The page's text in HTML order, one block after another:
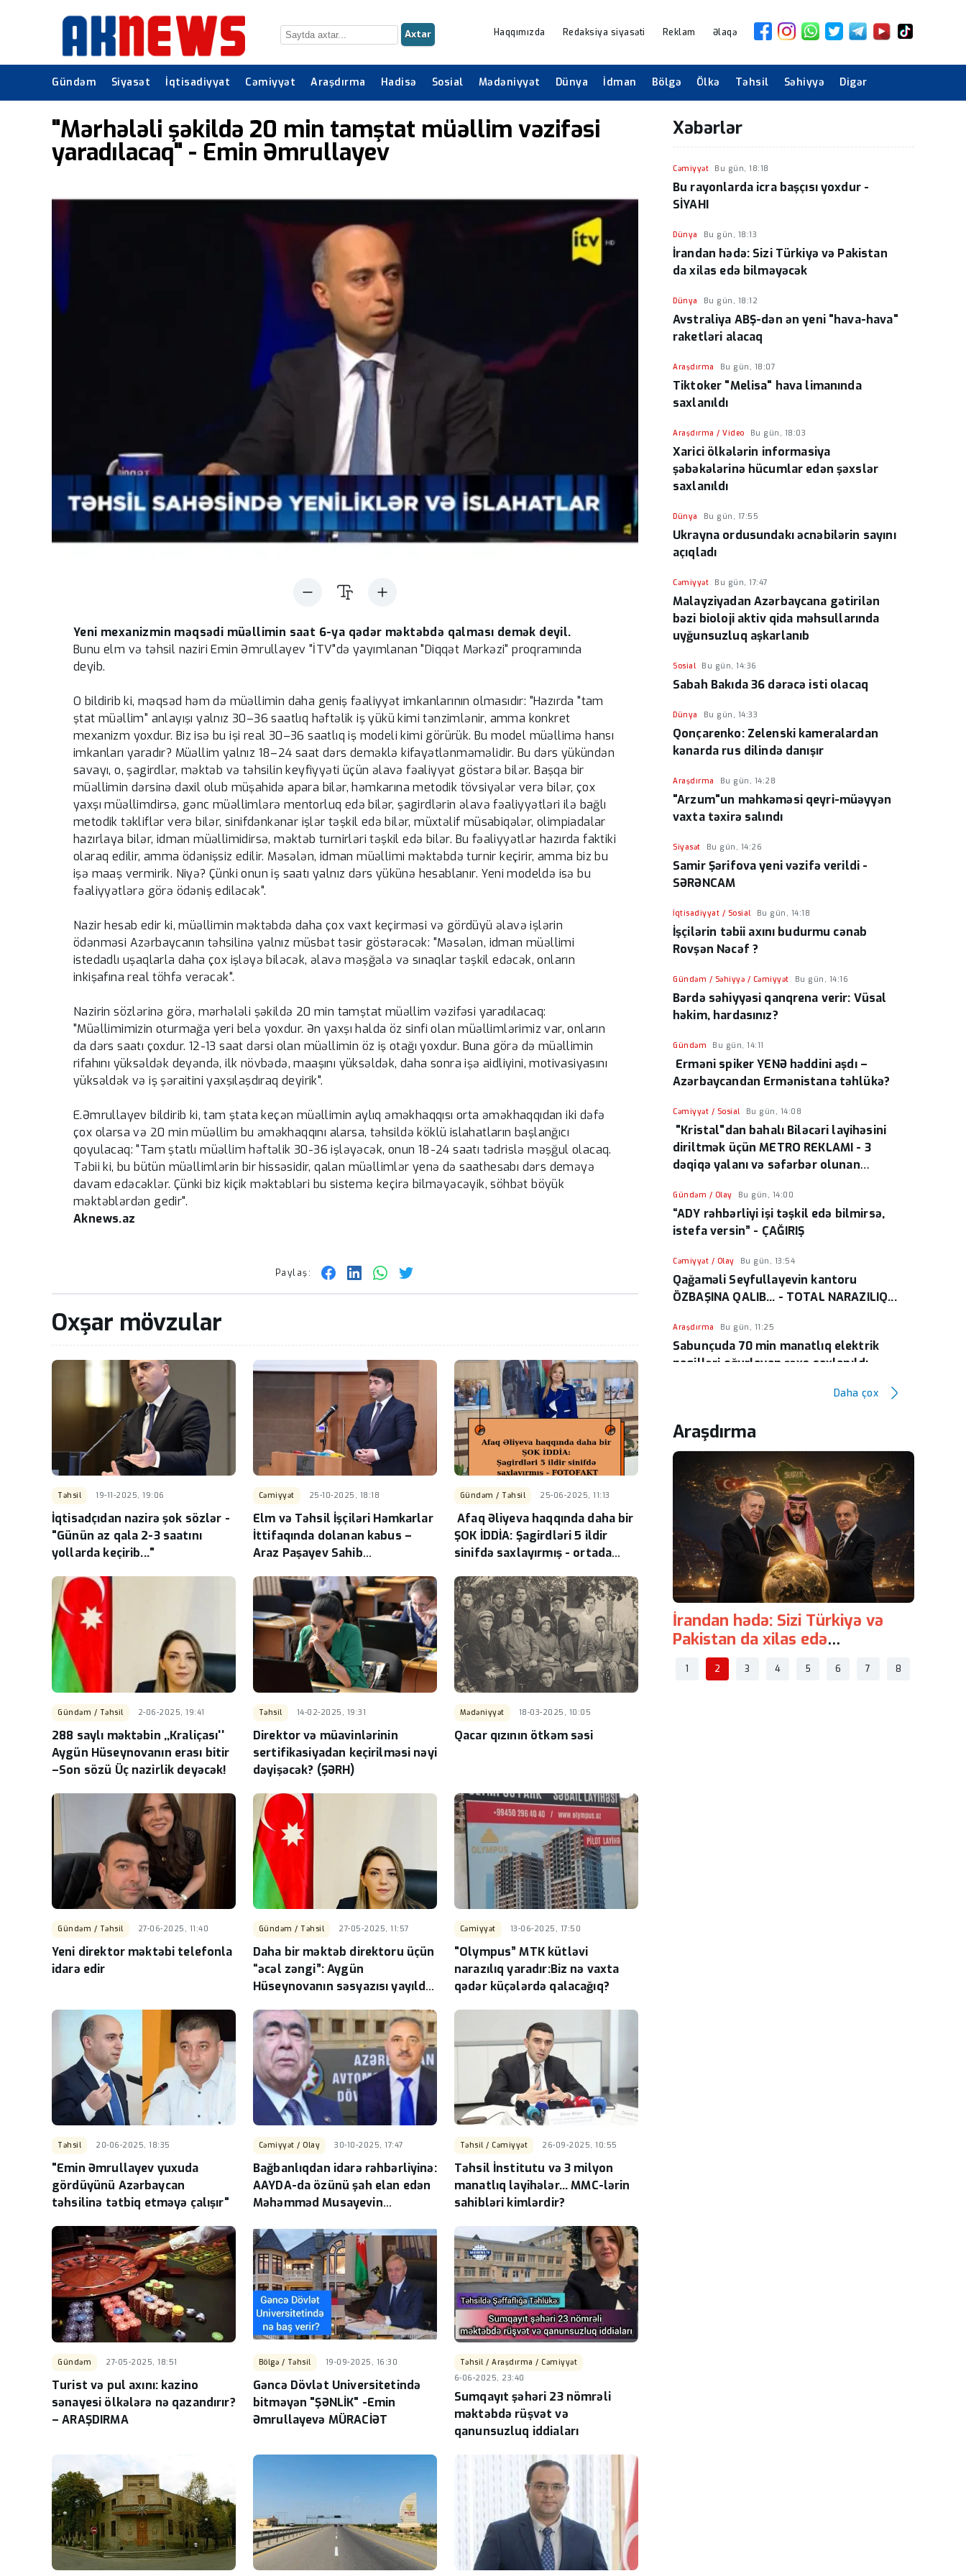
Axtar Haqqımızda Redaksiya siyasəti Reklam Əlaqə
Gündəm Siyasət İqtisadiyyat Cəmiyyət Araşdırma Hadisə Sosial Mədəniyyət Dünya İdman Bölgə Ölkə Təhsil Səhiyyə Digər
"Mərhələli şəkildə 20 min tamştat müəllim vəzifəsi
yaradılacaq" - Emin Əmrullayev
Yeni mexanizmin məqsədi müəllimin saat 6-ya qədər məktəbdə qalması demək deyil.
Bunu elm və təhsil naziri Emin Əmrullayev "İTV"də yayımlanan "Diqqət Mərkəzi" proqramında
deyib.
O bildirib ki, məqsəd həm də müəllimin daha geniş fəaliyyət imkanlarının olmasıdır: "Hazırda "tam
ştat müəllim" anlayışı yalnız 30–36 saatlıq həftəlik iş yükü kimi tənzimlənir, amma konkret
mexanizm yoxdur. Biz isə bu işi real 30–36 saatlıq iş modeli kimi görürük. Bu model müəllimə hansı
imkanları yaradır? Müəllim yalnız 18–24 saat dərs deməklə kifayətlənməməlidir. Bu dərs yükündən
savayı, o, şagirdlər, məktəb və təhsilin keyfiyyəti üçün əlavə fəaliyyət göstərə bilər. Başqa bir
müəllimin dərsinə daxil olub müşahidə apara bilər, həmkarına metodik tövsiyələr verə bilər, çox
yaxşı müəllimdirsə, gənc müəllimlərə mentorluq edə bilər, şagirdlərin əlavə fəaliyyətləri ilə bağlı
metodik təkliflər verə bilər, sinifdənkənar işlər təşkil edə bilər, müxtəlif müsabiqələr, olimpiadalar
hazırlaya bilər, idman müəllimidirsə, məktəb turnirləri təşkil edə bilər. Bu fəaliyyətlər hazırda faktiki
olaraq edilir, amma ödənişsiz edilir. Məsələn, idman müəllimi məktəbdə turnir keçirir, amma biz bu
işə maaş vermirik. Niyə? Çünki onun iş saatı yalnız dərs yükünə hesablanır. Yeni modeldə isə bu
fəaliyyətlərə görə ödəniş ediləcək".
Nazir hesab edir ki, müəllimin məktəbdə daha çox vaxt keçirməsi və gördüyü əlavə işlərin
ödənməsi Azərbaycanın təhsilinə yalnız müsbət təsir göstərəcək: "Məsələn, idman müəllimi
istedadlı uşaqlarla daha çox işləyə biləcək, əlavə məşğələ və sınaqlar təşkil edəcək, onların
inkişafına real töhfə verəcək".
Nazirin sözlərinə görə, mərhələli şəkildə 20 min tamştat müəllim vəzifəsi yaradılacaq:
"Müəllimimizin oturmağa yeri belə yoxdur. Ən yaxşı halda öz sinfi olan müəllimlərimiz var, onların
da dərs saatı çoxdur. 12-13 saat dərsi olan müəllimin öz iş otağı yoxdur. Buna görə də müəllimin
rifahını yüksəldək deyəndə, ilk növbədə, maaşını yüksəldək, daha sonra işə aidliyini, motivasiyasını
yüksəldək və iş şəraitini yaxşılaşdıraq deyirik".
E.Əmrullayev bildirib ki, tam ştata keçən müəllimin aylıq əməkhaqqısı orta əməkhaqqıdan iki dəfə
çox olarsa və 20 min müəllim bu əməkhaqqını alarsa, təhsildə köklü islahatların başlanğıcı
qoyulacaq: "Tam ştatlı müəllim həftəlik 30-36 işləyəcək, onun 18-24 saatı tədrislə məşğul olacaq.
Təbii ki, bu bütün müəllimlərin bir hissəsidir, qalan müəllimlər yenə də saathesabı dərs deməyə
davam edəcəklər. Çünki biz kiçik məktəbləri bu sistemə keçirə bilməyəcəyik, söhbət böyük
məktəblərdən gedir".
Aknews.az
Paylaş:
Oxşar mövzular
Təhsil 19-11-2025, 19:06
İqtisadçıdan nazirə şok sözlər -
"Günün az qala 2-3 saatını
yollarda keçirib..."
Cəmiyyət 25-10-2025, 18:18
Elm və Təhsil İşçiləri Həmkarlar
İttifaqında dolanan kabus –
Araz Paşayev Sahib
Gündəm / Təhsil 25-06-2025, 11:13
Afaq Əliyeva haqqında daha bir
ŞOK İDDİA: Şagirdləri 5 ildir
sinifdə saxlayırmış - ortada
Gündəm / Təhsil 2-06-2025, 19:41
288 saylı məktəbin ,,Kraliçası''
Aygün Hüseynovanın erası bitir
–Son sözü Üç nazirlik deyəcək!
Təhsil 14-02-2025, 19:31
Direktor və müavinlərinin
sertifikasiyadan keçirilməsi nəyi
dəyişəcək? (ŞƏRH)
Mədəniyyət 18-03-2025, 10:05
Qacar qızının ötkəm səsi
Gündəm / Təhsil 27-06-2025, 11:40
Yeni direktor məktəbi telefonla
idarə edir
Gündəm / Təhsil 27-05-2025, 11:57
Daha bir məktəb direktoru üçün
“əcəl zəngi”: Aygün
Hüseynovanın səsyazısı yayıldı:
Cəmiyyət 13-06-2025, 17:50
"Olympus” MTK kütləvi
narazılıq yaradır:Biz nə vaxta
qədər küçələrdə qalacağıq?
Təhsil 20-06-2025, 18:35
"Emin Əmrullayev yuxuda
gördüyünü Azərbaycan
təhsilinə tətbiq etməyə çalışır"
Cəmiyyət / Olay 30-10-2025, 17:47
Bağbanlıqdan idarə rəhbərliyinə:
AAYDA-da özünü şah elan edən
Məhəmməd Musayevin
Təhsil / Cəmiyyət 26-09-2025, 10:55
Təhsil İnstitutu və 3 milyon
manatlıq layihələr... MMC-lərin
sahibləri kimlərdir?
Gündəm 27-05-2025, 18:51
Turist və pul axını: kazino
sənayesi ölkələrə nə qazandırır?
– ARAŞDIRMA
Bölgə / Təhsil 19-09-2025, 16:30
Gəncə Dövlət Universitetində
bitməyən "ŞƏNLİK" -Emin
Əmrullayevə MÜRACİƏT
Təhsil / Araşdırma / Cəmiyyət
6-06-2025, 23:40
Sumqayıt şəhəri 23 nömrəli
məktəbdə rüşvət və
qanunsuzluq iddiaları
Xəbərlər
Cəmiyyət Bu gün, 18:18
Bu rayonlarda icra başçısı yoxdur -
SİYAHI
Dünya Bu gün, 18:13
İrandan hədə: Sizi Türkiyə və Pakistan
da xilas edə bilməyəcək
Dünya Bu gün, 18:12
Avstraliya ABŞ-dən ən yeni "hava-hava"
raketləri alacaq
Araşdırma Bu gün, 18:07
Tiktoker "Melisa" hava limanında
saxlanıldı
Araşdırma / Video Bu gün, 18:03
Xarici ölkələrin informasiya
şəbəkələrinə hücumlar edən şəxslər
saxlanıldı
Dünya Bu gün, 17:55
Ukrayna ordusundakı əcnəbilərin sayını
açıqladı
Cəmiyyət Bu gün, 17:47
Malayziyadan Azərbaycana gətirilən
bəzi bioloji aktiv qida məhsullarında
uyğunsuzluq aşkarlanıb
Sosial Bu gün, 14:36
Sabah Bakıda 36 dərəcə isti olacaq
Dünya Bu gün, 14:33
Qonçarenko: Zelenski kameralardan
kənarda rus dilində danışır
Araşdırma Bu gün, 14:28
"Arzum"un məhkəməsi qeyri-müəyyən
vaxta təxirə salındı
Siyasət Bu gün, 14:26
Samir Şərifova yeni vəzifə verildi -
SƏRƏNCAM
İqtisadiyyat / Sosial Bu gün, 14:18
İşçilərin təbii axını budurmu cənab
Rovşən Nəcəf ?
Gündəm / Səhiyyə / Cəmiyyət Bu gün, 14:16
Bərdə səhiyyəsi qanqrena verir: Vüsal
həkim, hardasınız?
Gündəm Bu gün, 14:11
Erməni spiker YENƏ həddini aşdı –
Azərbaycandan Ermənistana təhlükə?
Cəmiyyət / Sosial Bu gün, 14:08
"Kristal"dan bahalı Biləcəri layihəsini
diriltmək üçün METRO REKLAMI - 3
dəqiqə yalanı və səfərbər olunan
Gündəm / Olay Bu gün, 14:00
“ADY rəhbərliyi işi təşkil edə bilmirsə,
istefa versin” - ÇAĞIRIŞ
Cəmiyyət / Olay Bu gün, 13:54
Qağaməli Seyfullayevin kantoru
ÖZBAŞINA QALIB... - TOTAL NARAZILIQ...
Araşdırma Bu gün, 11:25
Sabunçuda 70 min manatlıq elektrik
naqilləri oğurlayan şəxs saxlanıldı
Daha çox
Araşdırma
Sabah Bakıda 36 dərəcə isti
olacaq
Bu rayonlarda icra başçısı
yoxdur -SİYAHI-
İrandan hədə: Sizi Türkiyə və
Pakistan da xilas edə
bilməyəcək
1 2 3 4 5 6 7 8